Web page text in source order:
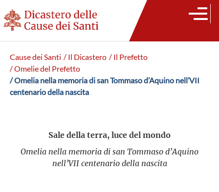
Cause dei Santi / Il Dicastero / Il Prefetto
/ Omelie del Prefetto
/ Omelia nella memoria di san Tommaso d’Aquino nell’VII
centenario della nascita
Sale della terra, luce del mondo
Omelia nella memoria di san Tommaso d’Aquino
nell’VII centenario della nascita